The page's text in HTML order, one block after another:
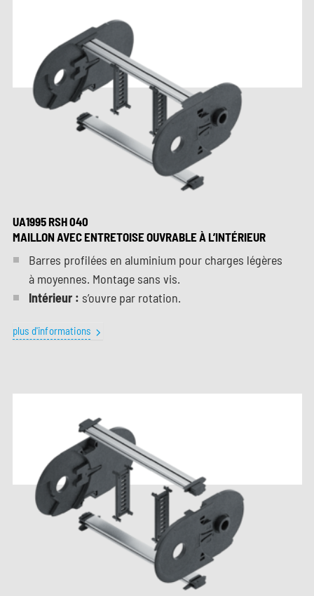
UA1995 RSH 040
MAILLON AVEC ENTRETOISE OUVRABLE À L’INTÉRIEUR
Barres profilées en aluminium pour charges légères
à moyennes. Montage sans vis.
Intérieur : s’ouvre par rotation.
plus d'informations